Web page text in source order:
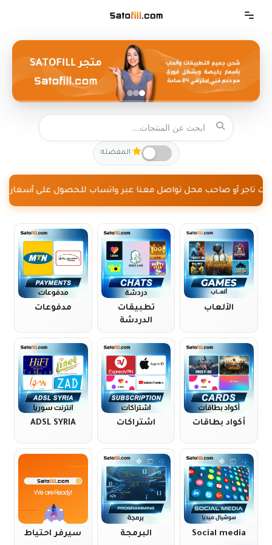
إلى
المحتوى
المفضلة
تاجر أو صاحب محل تواصل معنا عبر واتساب للحصول على أسعار جملة
الألعاب
تطبيقات
الدردشة
مدفوعات
أكواد بطاقات اشتراكات ADSL SYRIA
Social media البرمجة سيرفر احتياط